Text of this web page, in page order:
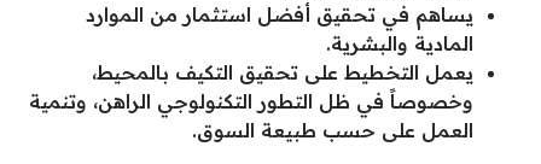
يساهم في تحقيق أفضل استثمار من الموارد
المادية والبشرية.
يعمل التخطيط على تحقيق التكيف بالمحيط،
وخصوصاً في ظل التطور التكنولوجي الراهن، وتنمية
العمل على حسب طبيعة السوق.